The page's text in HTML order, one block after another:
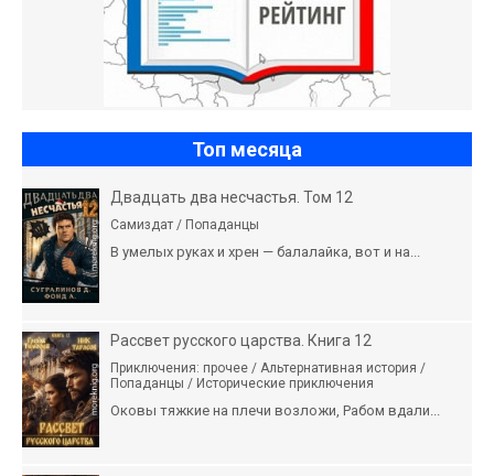
Топ месяца
Двадцать два несчастья. Том 12
Самиздат / Попаданцы
В умелых руках и хрен — балалайка, вот и на...
Рассвет русского царства. Книга 12
Приключения: прочее / Альтернативная история /
Попаданцы / Исторические приключения
Оковы тяжкие на плечи возложи, Рабом вдали...